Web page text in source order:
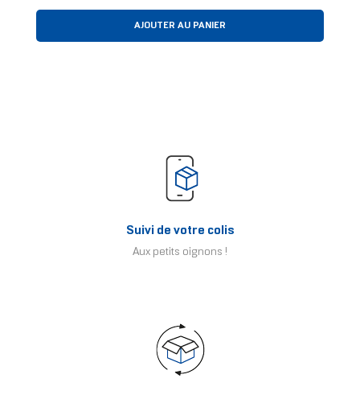
AJOUTER AU PANIER
Suivi de votre colis
Aux petits oignons !